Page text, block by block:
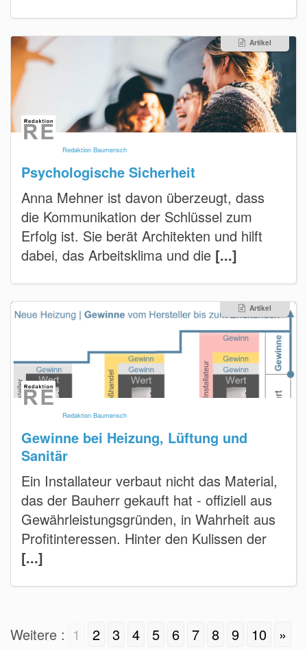
Artikel
Redaktion Baumensch
Psychologische Sicherheit
Anna Mehner ist davon überzeugt, dass
die Kommunikation der Schlüssel zum
Erfolg ist. Sie berät Architekten und hilft
dabei, das Arbeitsklima und die [...]
Artikel
Redaktion Baumensch
Gewinne bei Heizung, Lüftung und
Sanitär
Ein Installateur verbaut nicht das Material,
das der Bauherr gekauft hat - offiziell aus
Gewährleistungsgründen, in Wahrheit aus
Profitinteressen. Hinter den Kulissen der
[...]
Weitere : 1 2 3 4 5 6 7 8 9 10 »